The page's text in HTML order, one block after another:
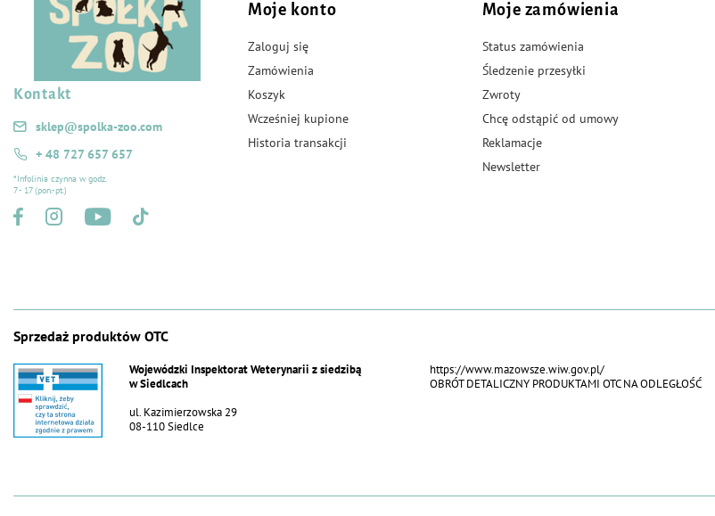
Kontakt
sklep@spolka-zoo.com
+ 48 727 657 657
*Infolinia czynna w godz.
7 - 17 (pon.-pt.)
Moje konto
Zaloguj się
Zamówienia
Koszyk
Wcześniej kupione
Historia transakcji
Moje zamówienia
Status zamówienia
Śledzenie przesyłki
Zwroty
Chcę odstąpić od umowy
Reklamacje
Newsletter
Sprzedaż produktów OTC
Wojewódzki Inspektorat Weterynarii z siedzibą
w Siedlcach
ul. Kazimierzowska 29
08-110 Siedlce
https://www.mazowsze.wiw.gov.pl/
OBRÓT DETALICZNY PRODUKTAMI OTC NA ODLEGŁOŚĆ